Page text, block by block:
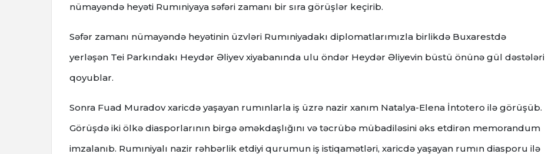
nümayəndə heyəti Rumıniyaya səfəri zamanı bir sıra görüşlər keçirib.
Səfər zamanı nümayəndə heyətinin üzvləri Rumıniyadakı diplomatlarımızla birlikdə Buxarestdə
yerləşən Tei Parkındakı Heydər Əliyev xiyabanında ulu öndər Heydər Əliyevin büstü önünə gül dəstələri
qoyublar.
Sonra Fuad Muradov xaricdə yaşayan rumınlarla iş üzrə nazir xanım Natalya-Elena İntotero ilə görüşüb.
Görüşdə iki ölkə diasporlarının birgə əməkdaşlığını və təcrübə mübadiləsini əks etdirən memorandum
imzalanıb. Rumıniyalı nazir rəhbərlik etdiyi qurumun iş istiqamətləri, xaricdə yaşayan rumın diasporu ilə